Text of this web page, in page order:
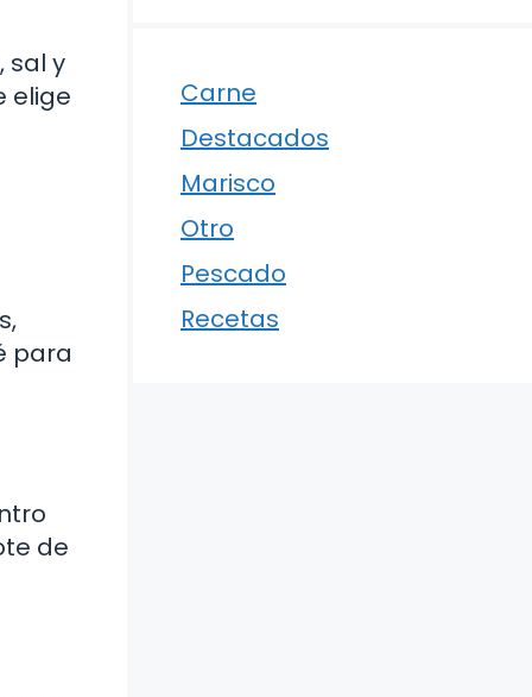
sal y
elige
para
de
Carne
Destacados
Marisco
Otro
Pescado
Recetas